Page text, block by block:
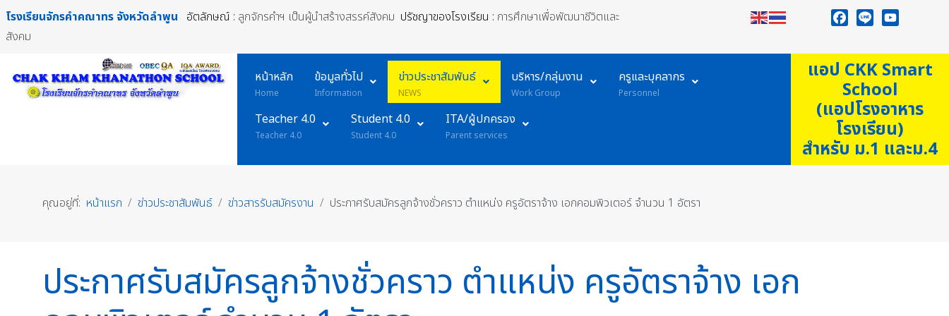
โรงเรียนจักรคำคณาทร จังหวัดลำพูน อัตลักษณ์ : ลูกจักรคำฯ เป็นผู้นำสร้างสรรค์สังคม ปรัชญาของโรงเรียน : การศึกษาเพื่อพัฒนาชีวิตและ
สังคม
หน้าหลัก
Home
ข้อมูลทั่วไป
Information
ข่าวประชาสัมพันธ์
NEWS
บริหาร/กลุ่มงาน
Work Group
ครูและบุคลากร
Personnel
Teacher 4.0
Teacher 4.0
Student 4.0
Student 4.0
ITA/ผู้ปกครอง
Parent services
แอป CKK Smart
School
(แอปโรงอาหาร
โรงเรียน)
สำหรับ ม.1 และม.4
คุณอยู่ที่: หน้าแรก ข่าวประชาสัมพันธ์ ข่าวสารรับสมัครงาน ประกาศรับสมัครลูกจ้างชั่วคราว ตำแหน่ง ครูอัตราจ้าง เอกคอมพิวเตอร์ จำนวน 1 อัตรา
ประกาศรับสมัครลูกจ้างชั่วคราว ตำแหน่ง ครูอัตราจ้าง เอก